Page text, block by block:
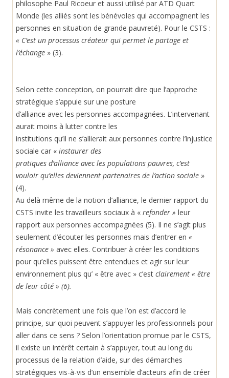
philosophe Paul Ricoeur et aussi utilisé par ATD Quart
Monde (les alliés sont les bénévoles qui accompagnent les
personnes en situation de grande pauvreté). Pour le CSTS :
« C’est un processus créateur qui permet le partage et
l’échange » (3).
Selon cette conception, on pourrait dire que l’approche
stratégique s’appuie sur une posture
d’alliance avec les personnes accompagnées. L’intervenant
aurait moins à lutter contre les
institutions qu’il ne s’allierait aux personnes contre l’injustice
sociale car « instaurer des
pratiques d’alliance avec les populations pauvres, c’est
vouloir qu’elles deviennent partenaires de l’action sociale »
(4).
Au delà même de la notion d’alliance, le dernier rapport du
CSTS invite les travailleurs sociaux à « refonder » leur
rapport aux personnes accompagnées (5). Il ne s’agit plus
seulement d’écouter les personnes mais d’entrer en «
résonance » avec elles. Contribuer à créer les conditions
pour qu’elles puissent être entendues et agir sur leur
environnement plus qu’ « être avec » c’est clairement « être
de leur côté » (6).
Mais concrètement une fois que l’on est d’accord le
principe, sur quoi peuvent s’appuyer les professionnels pour
aller dans ce sens ? Selon l’orientation promue par le CSTS,
il existe un intérêt certain à s’appuyer, tout au long du
processus de la relation d’aide, sur des démarches
stratégiques vis-à-vis d’un ensemble d’acteurs afin de créer